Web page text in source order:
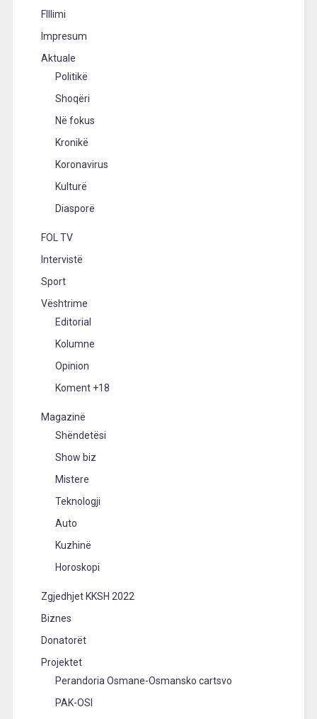
FIllimi
Impresum
Aktuale
Politikë
Shoqëri
Në fokus
Kronikë
Koronavirus
Kulturë
Diasporë
FOL TV
Intervistë
Sport
Vështrime
Editorial
Kolumne
Opinion
Koment +18
Magazinë
Shëndetësi
Show biz
Mistere
Teknologji
Auto
Kuzhinë
Horoskopi
Zgjedhjet KKSH 2022
Biznes
Donatorët
Projektet
Perandoria Osmane-Osmansko cartsvo
PAK-OSI